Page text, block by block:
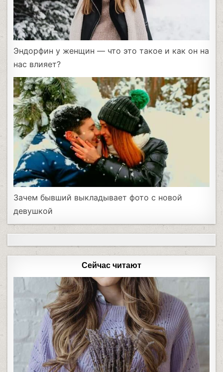
Эндорфин у женщин — что это такое и как он на
нас влияет?
Зачем бывший выкладывает фото с новой
девушкой
Сейчас читают